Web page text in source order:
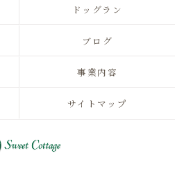
ドッグラン
ブログ
事業内容
サイトマップ